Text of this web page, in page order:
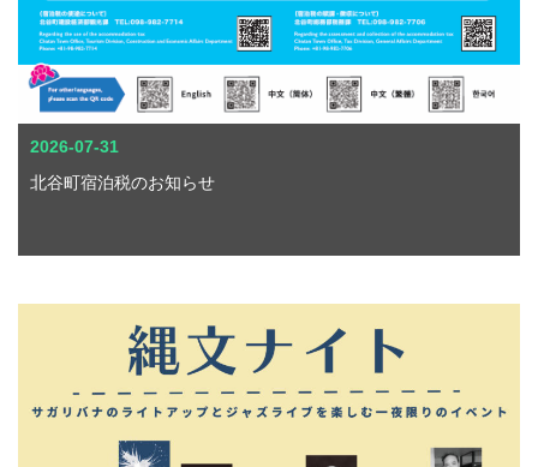
2026-07-31
北谷町宿泊税のお知らせ